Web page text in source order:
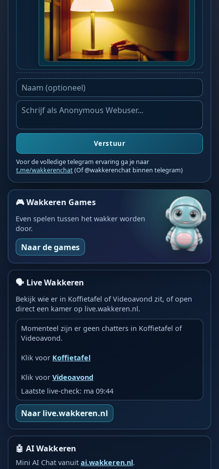
Verstuur
Voor de volledige telegram ervaring ga je naar
t.me/wakkerenchat(Of @wakkerenchat binnen telegram)
🎮 Wakkeren Games
Even spelen tussen het wakker worden
door.
Naar de games
🗣️ Live Wakkeren
Bekijk wie er in Koffietafel of Videoavond zit, of open
direct een kamer op live.wakkeren.nl.
Momenteel zijn er geen chatters in Koffietafel of
Videoavond.
Klik voor Koffietafel
Klik voorVideoavond
Laatste live-check: ma 09:44
Naar live.wakkeren.nl
🤖 AI Wakkeren
Mini AI Chat vanuitai.wakkeren.nl.